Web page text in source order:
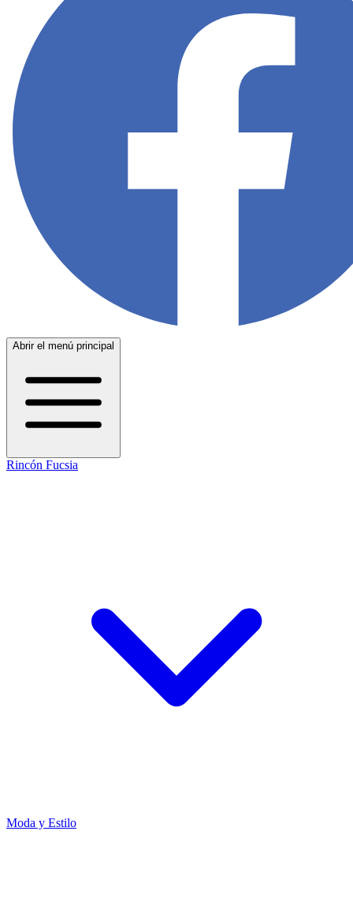
Abrir el menú principal
Rincón Fucsia
Moda y Estilo